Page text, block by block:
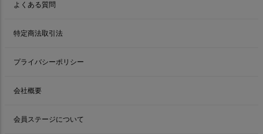
よくある質問
特定商法取引法
プライバシーポリシー
会社概要
会員ステージについて